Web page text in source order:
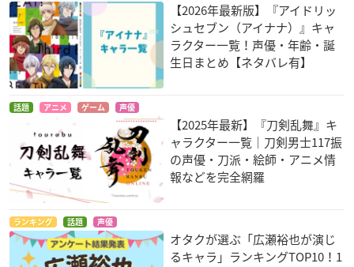
【2026年最新版】『アイドリッ
シュセブン（アイナナ）』キャ
ラクター一覧！声優・年齢・誕
生日まとめ【ネタバレ有】
話題 アニメ ゲーム 声優
【2025年最新】『刀剣乱舞』キ
ャラクター一覧｜刀剣男士117振
の声優・刀派・絵師・アニメ情
報などを完全網羅
ランキング 話題 声優
オタクが選ぶ「広瀬裕也が演じ
るキャラ」ランキングTOP10！1